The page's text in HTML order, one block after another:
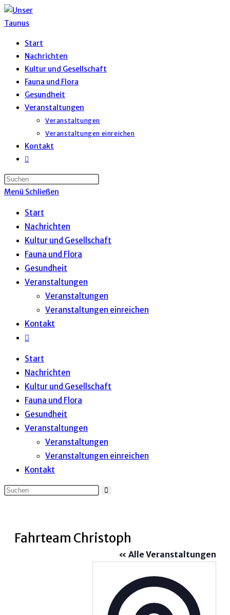
Zum
Inhalt
Start
Nachrichten
Kultur und Gesellschaft
Fauna und Flora
Gesundheit
Veranstaltungen
Veranstaltungen
Veranstaltungen einreichen
Kontakt
Website-
umschalten
Menü Schließen
Start
Nachrichten
Kultur und Gesellschaft
Fauna und Flora
Gesundheit
Veranstaltungen
Veranstaltungen
Veranstaltungen einreichen
Kontakt
Website-
umschalten
Start
Nachrichten
Kultur und Gesellschaft
Fauna und Flora
Gesundheit
Veranstaltungen
Veranstaltungen
Veranstaltungen einreichen
Kontakt
Fahrteam Christoph
« Alle Veranstaltungen